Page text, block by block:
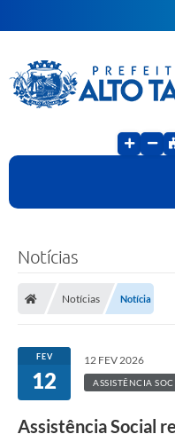
Notícias
Notícias Notícia
FEV
12
12 FEV 2026
ASSISTÊNCIA
Assistência Social